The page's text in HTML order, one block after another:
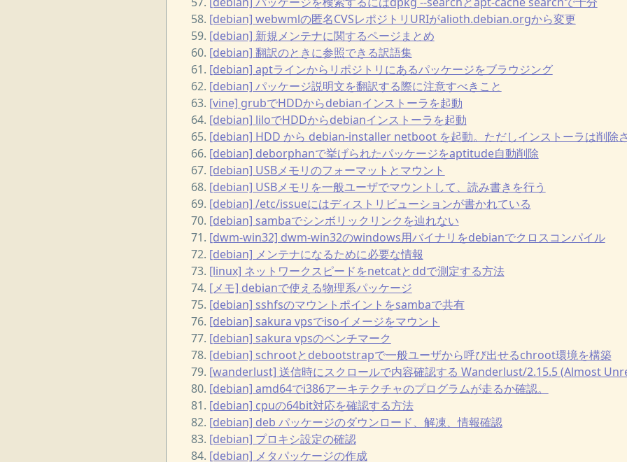
[debian] webwmlの匿名CVSレポジトリURIがalioth.debian.orgから変更
[debian] 新規メンテナに関するページまとめ
[debian] 翻訳のときに参照できる訳語集
[debian] aptラインからリポジトリにあるパッケージをブラウジング
[debian] パッケージ説明文を翻訳する際に注意すべきこと
[vine] grubでHDDからdebianインストーラを起動
[debian] liloでHDDからdebianインストーラを起動
[debian] HDD から debian-installer netboot を起動。ただしインストーラは削除
[debian] deborphanで挙げられたパッケージをaptitude自動削除
[debian] USBメモリのフォーマットとマウント
[debian] USBメモリを一般ユーザでマウントして、読み書きを行う
[debian] /etc/issueにはディストリビューションが書かれている
[debian] sambaでシンボリックリンクを辿れない
[dwm-win32] dwm-win32のwindows用バイナリをdebianでクロスコンパイル
[debian] メンテナになるために必要な情報
[linux] ネットワークスピードをnetcatとddで測定する方法
[メモ] debianで使える物理系パッケージ
[debian] sshfsのマウントポイントをsambaで共有
[debian] sakura vpsでisoイメージをマウント
[debian] sakura vpsのベンチマーク
[debian] schrootとdebootstrapで一般ユーザから呼び出せるchroot環境を構築
[wanderlust] 送信時にスクロールで内容確認する Wanderlust/2.15.5 (Almost
[debian] amd64でi386アーキテクチャのプログラムが走るか確認。
[debian] cpuの64bit対応を確認する方法
[debian] deb パッケージのダウンロード、解凍、情報確認
[debian] プロキシ設定の確認
[debian] メタパッケージの作成